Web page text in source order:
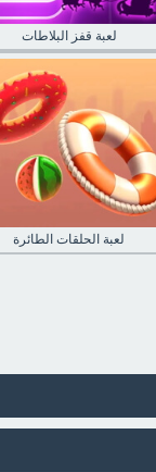
لعبة قفز البلاطات
لعبة الحلقات الطائرة